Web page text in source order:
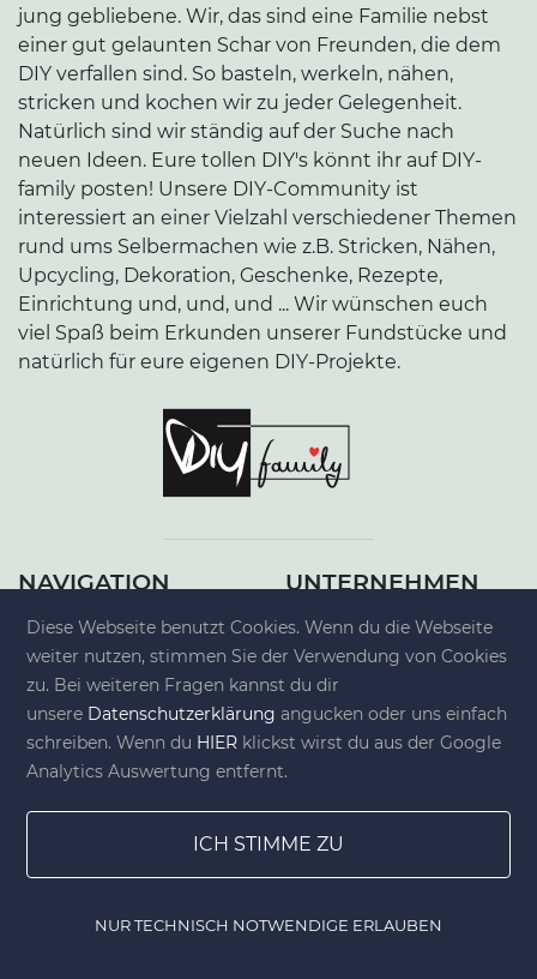
jung gebliebene. Wir, das sind eine Familie nebst
einer gut gelaunten Schar von Freunden, die dem
DIY verfallen sind. So basteln, werkeln, nähen,
stricken und kochen wir zu jeder Gelegenheit.
Natürlich sind wir ständig auf der Suche nach
neuen Ideen. Eure tollen DIY's könnt ihr auf DIY-
family posten! Unsere DIY-Community ist
interessiert an einer Vielzahl verschiedener Themen
rund ums Selbermachen wie z.B. Stricken, Nähen,
Upcycling, Dekoration, Geschenke, Rezepte,
Einrichtung und, und, und ... Wir wünschen euch
viel Spaß beim Erkunden unserer Fundstücke und
natürlich für eure eigenen DIY-Projekte.
NAVIGATION
Stoffe & Wolle
Basteln & Werkeln
Beauty & Kosmetik
Kochen & Backen
Werde Teil der DIY-
family
DIY Shop
Jobs
UNTERNEHMEN
Media Kit DIY-family
Kontakt
Impressum
Datenschutzerklärung
Nutzungsbedingungen
Teilnahmebedingungen
Gewinnspiele
Allgemeine
Geschäftsbedingungen
Widerrufsrecht für
Diese Webseite benutzt Cookies. Wenn du die Webseite
weiter nutzen, stimmen Sie der Verwendung von Cookies
zu. Bei weiteren Fragen kannst du dir
unsere Datenschutzerklärung angucken oder uns einfach
schreiben. Wenn du HIER klickst wirst du aus der Google
Analytics Auswertung entfernt.
ICH STIMME ZU
NUR TECHNISCH NOTWENDIGE ERLAUBEN